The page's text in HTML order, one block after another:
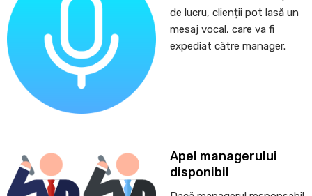
de lucru, clienții pot lasă un
mesaj vocal, care va fi
expediat către manager.
Apel managerului
disponibil